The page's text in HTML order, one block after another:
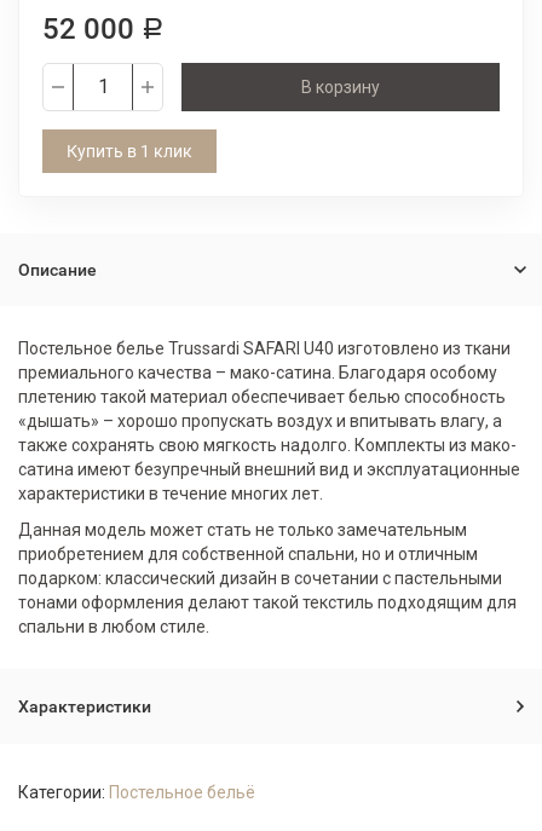
52 000 Р
В корзину
Купить в 1 клик
Описание
Постельное белье Trussardi SAFARI U40 изготовлено из ткани
премиального качества – мако-сатина. Благодаря особому
плетению такой материал обеспечивает белью способность
«дышать» – хорошо пропускать воздух и впитывать влагу, а
также сохранять свою мягкость надолго. Комплекты из мако-
сатина имеют безупречный внешний вид и эксплуатационные
характеристики в течение многих лет.
Данная модель может стать не только замечательным
приобретением для собственной спальни, но и отличным
подарком: классический дизайн в сочетании с пастельными
тонами оформления делают такой текстиль подходящим для
спальни в любом стиле.
Характеристики
Категории: Постельное бельё